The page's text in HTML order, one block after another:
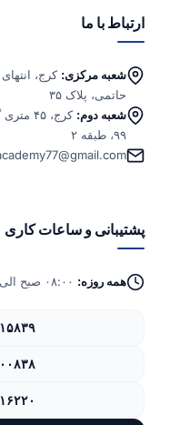
ارتباط با ما
شعبه مرکزی:
حاتمی، پلاک ۳۵
شعبه دوم:
کرج،
۹۹، طبقه ۲
پشتیبانی و ساعات کاری
همه روزه:
۰۲۶-
۰۲۶-
۰۲۶-